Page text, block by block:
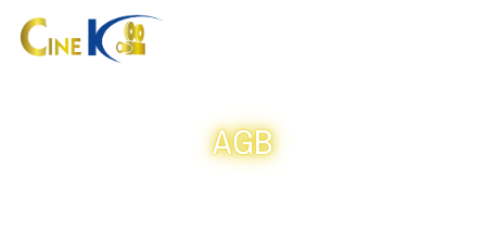
Zum Hauptinhalt springen
AGB